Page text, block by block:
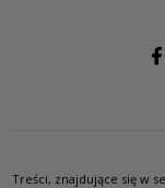
Treści, znajdujące się w